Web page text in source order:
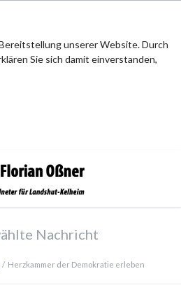
unserer Website. Durch
Sie sich damit einverstanden,
Nachricht
Herzkammer der Demokratie erleben